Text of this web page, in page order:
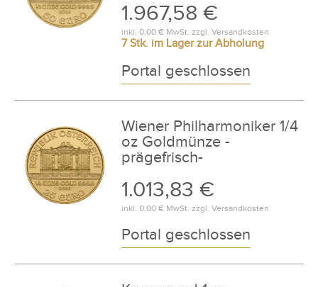
1.967,58 €
inkl. 0,00 €MwSt. zzgl. Versandkosten
7 Stk. im Lager zur Abholung
Portal geschlossen
Wiener Philharmoniker 1/4
oz Goldmünze -
prägefrisch-
1.013,83 €
inkl. 0,00 €MwSt. zzgl. Versandkosten
Portal geschlossen